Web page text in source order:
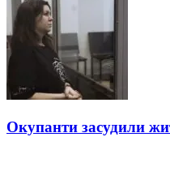
Окупанти засудили